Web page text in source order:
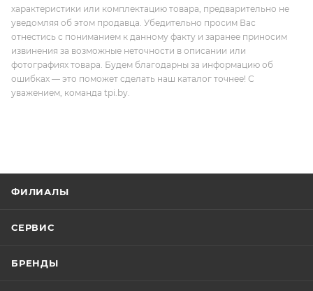
характеристики или комплектацию товара, предварительно не
уведомляя об этом продавца. Убедительно просим Вас
отнестись с пониманием к данному факту и заранее приносим
извинения за возможные неточности в описании или
фотографиях товара. Будем благодарны за информацию об
ошибках — это поможет сделать наш каталог точнее! С
уважением, команда tpi.by.
ФИЛИАЛЫ
СЕРВИС
БРЕНДЫ